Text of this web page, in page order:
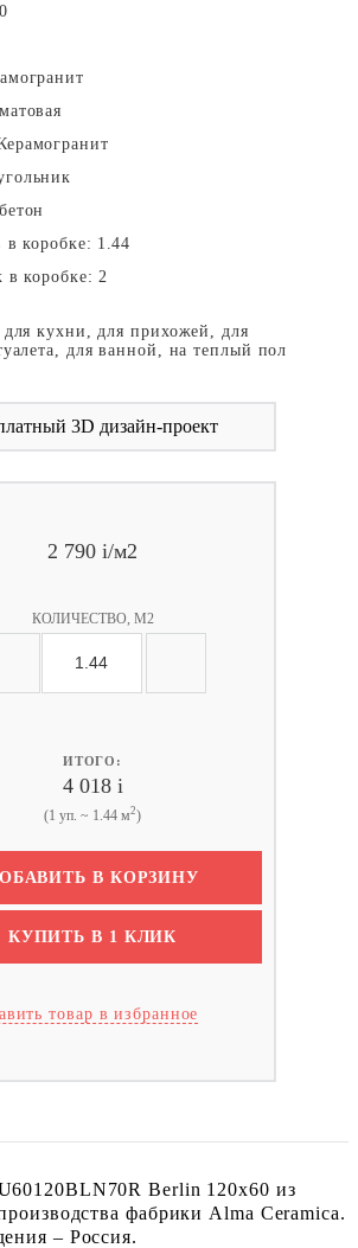
матовая
в коробке: 1.44
в коробке: 2
для кухни, для прихожей, для
для ванной, на теплый пол
3D дизайн-проект
2 790 i/м2
КОЛИЧЕСТВО, М2
ИТОГО:
4 018 i
(1 уп. ~ 1.44 м2)
В КОРЗИНУ
КУПИТЬ В 1 КЛИК
товар в избранное
Berlin 120x60 из
фабрики Alma Ceramica.
– Россия.